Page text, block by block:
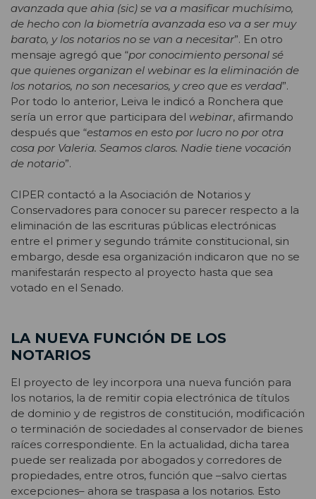
avanzada que ahia (sic) se va a masificar muchísimo,
de hecho con la biometría avanzada eso va a ser muy
barato, y los notarios no se van a necesitar”. En otro
mensaje agregó que “por conocimiento personal sé
que quienes organizan el webinar es la eliminación de
los notarios, no son necesarios, y creo que es verdad”.
Por todo lo anterior, Leiva le indicó a Ronchera que
sería un error que participara del webinar, afirmando
después que “estamos en esto por lucro no por otra
cosa por Valeria. Seamos claros. Nadie tiene vocación
de notario”.
CIPER contactó a la Asociación de Notarios y
Conservadores para conocer su parecer respecto a la
eliminación de las escrituras públicas electrónicas
entre el primer y segundo trámite constitucional, sin
embargo, desde esa organización indicaron que no se
manifestarán respecto al proyecto hasta que sea
votado en el Senado.
LA NUEVA FUNCIÓN DE LOS
NOTARIOS
El proyecto de ley incorpora una nueva función para
los notarios, la de remitir copia electrónica de títulos
de dominio y de registros de constitución, modificación
o terminación de sociedades al conservador de bienes
raíces correspondiente. En la actualidad, dicha tarea
puede ser realizada por abogados y corredores de
propiedades, entre otros, función que –salvo ciertas
excepciones– ahora se traspasa a los notarios. Esto